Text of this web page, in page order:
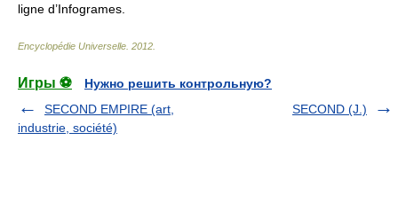
ligne d’Infogrames.
Encyclopédie Universelle 2012
Игры ⚽
Нужно решить контрольную?
SECOND EMPIRE (art,
industrie, société)
SECOND (J.)